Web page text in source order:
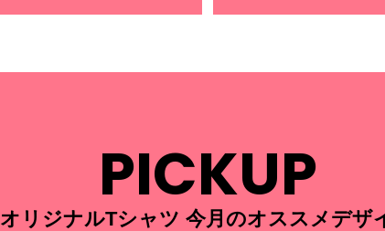
PICKUP
オリジナルTシャツ 今月のオススメデザ